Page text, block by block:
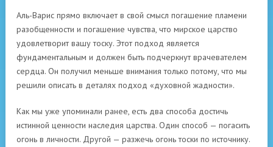
Аль-Варис прямо включает в свой смысл погашение пламени
разобщенности и погашение чувства, что мирское царство
удовлетворит вашу тоску. Этот подход является
фундаментальным и должен быть подчеркнут врачевателем
сердца. Он получил меньше внимания только потому, что мы
решили описать в деталях подход «духовной жадности».
Как мы уже упоминали ранее, есть два способа достичь
истинной ценности наследия царства. Один способ — погасить
огонь в личности. Другой — разжечь огонь тоски по источнику.